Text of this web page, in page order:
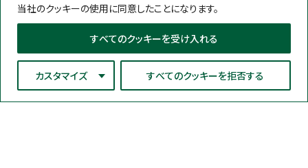
当社のクッキーの使用に同意したことになります。
カスタマイズ すべてのクッキーを拒否する
すべてのクッキーを受け入れる